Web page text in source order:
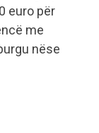
euro për
me
nëse